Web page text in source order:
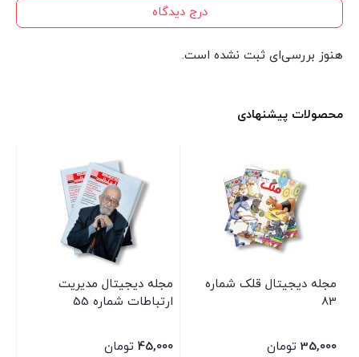
درج دیدگاه
هنوز بررسی‌ای ثبت نشده است.
محصولات پیشنهادی
مجله دیجیتال قلک شماره
83
35,000 تومان
مجله دیجیتال مدیریت
ارتباطات شماره 55
45,000 تومان